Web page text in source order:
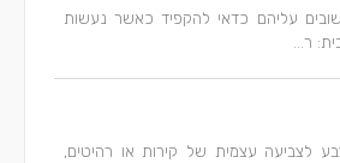
עליהם כדאי להקפיד כאשר נעשות
ר...
לצביעה עצמית של קירות או רהיטים,